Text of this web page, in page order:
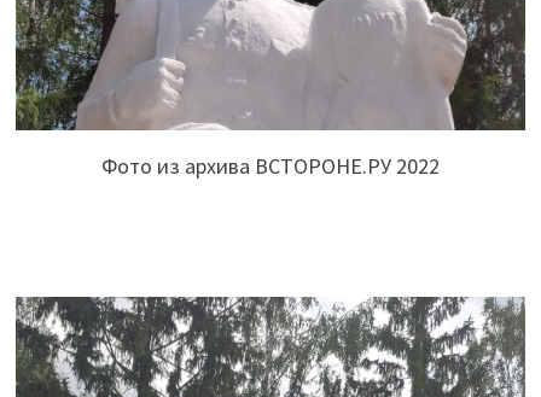
Фото из архива ВСТОРОНЕ.РУ 2022